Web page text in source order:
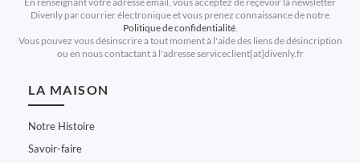
Divenly par courrier électronique et vous prenez connaissance de notre
Politique de confidentialité.
Vous pouvez vous désinscrire a tout moment à l'aide des liens de désincription
ou en nous contactant à l'adresse serviceclient[at]divenly.fr
LA MAISON
Notre Histoire
Savoir-faire